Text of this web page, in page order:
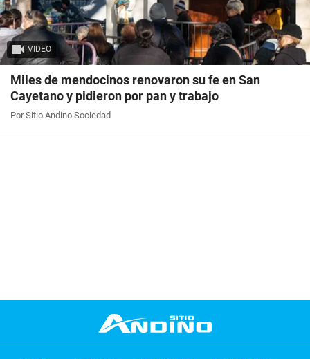
VIDEO
Miles de mendocinos renovaron su fe en San
Cayetano y pidieron por pan y trabajo
Por Sitio Andino Sociedad